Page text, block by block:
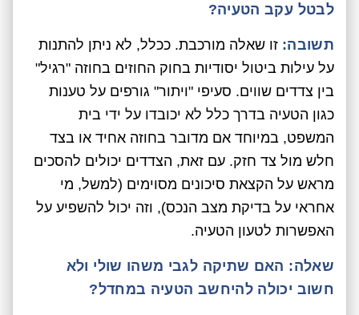
לבטל עקב הטעיה?
תשובה: זו שאלה מורכבת. ככלל, לא ניתן להתנות
על עילות ביטול יסודיות בחוק החוזים בחוזה "רגיל"
בין צדדים שווים. סעיפי "ויתור" גורפים על טענות
כגון הטעיה בדרך כלל לא יכובדו על ידי בית
המשפט, במיוחד אם מדובר בחוזה אחיד או בצד
חלש מול צד חזק. עם זאת, הצדדים יכולים להסכים
מראש על הקצאת סיכונים מסוימים (למשל, מי
אחראי על בדיקת מצב הנכס), וזה יכול להשפיע על
האפשרות לטעון הטעיה.
שאלה: האם שתיקה לגבי משהו שולי ולא
חשוב יכולה להיחשב הטעיה במחדל?